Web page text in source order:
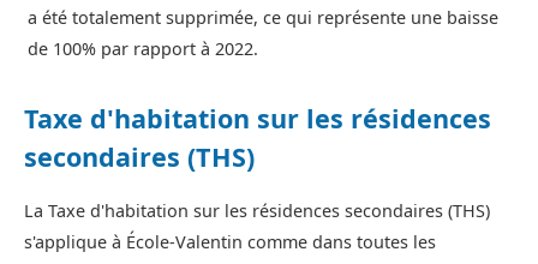
a été totalement supprimée, ce qui représente une baisse
de 100% par rapport à 2022.
Taxe d'habitation sur les résidences
secondaires (THS)
La Taxe d'habitation sur les résidences secondaires (THS)
s'applique à École-Valentin comme dans toutes les